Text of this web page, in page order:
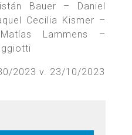
Bauer – Daniel
Cecilia Kismer –
Lammens –
2023 v. 23/10/2023